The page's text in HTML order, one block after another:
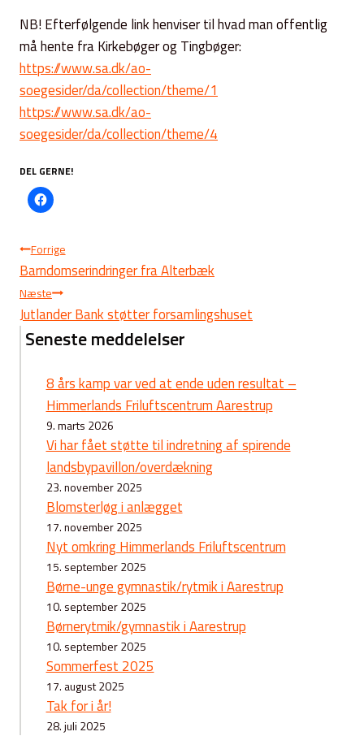
NB! Efterfølgende link henviser til hvad man offentlig
må hente fra Kirkebøger og Tingbøger:
https://www.sa.dk/ao-
soegesider/da/collection/theme/1
https://www.sa.dk/ao-
soegesider/da/collection/theme/4
DEL GERNE!
Indlægsnavigation
Forrige
Barndomserindringer fra Alterbæk
Næste
Jutlander Bank støtter forsamlingshuset
Seneste meddelelser
8 års kamp var ved at ende uden resultat –
Himmerlands Friluftscentrum Aarestrup
9. marts 2026
Vi har fået støtte til indretning af spirende
landsbypavillon/overdækning
23. november 2025
Blomsterløg i anlægget
17. november 2025
Nyt omkring Himmerlands Friluftscentrum
15. september 2025
Børne-unge gymnastik/rytmik i Aarestrup
10. september 2025
Børnerytmik/gymnastik i Aarestrup
10. september 2025
Sommerfest 2025
17. august 2025
Tak for i år!
28. juli 2025